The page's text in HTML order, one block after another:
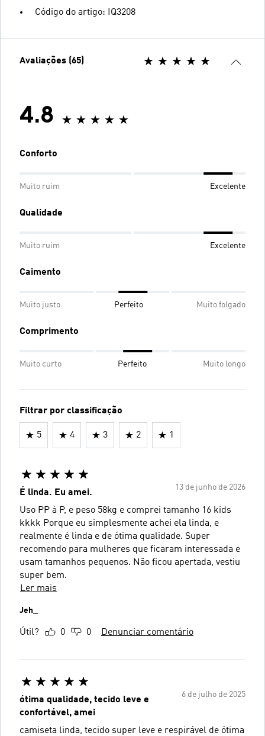
Código do artigo: IQ3208
Avaliações (65)
4.8
Conforto
Muito ruim Excelente
Qualidade
Muito ruim Excelente
Caimento
Muito justo Perfeito Muito folgado
Comprimento
Muito curto Perfeito Muito longo
Filtrar por classificação
5 4 3 2 1
13 de junho de 2026
É linda. Eu amei.
Uso PP à P, e peso 58kg e comprei tamanho 16 kids
kkkk Porque eu simplesmente achei ela linda, e
realmente é linda e de ótima qualidade. Super
recomendo para mulheres que ficaram interessada e
usam tamanhos pequenos. Não ficou apertada, vestiu
super bem.
Ler mais
Jeh_
Útil? 0 0 Denunciar comentário
6 de julho de 2025
ótima qualidade, tecido leve e
confortável, amei
camiseta linda, tecido super leve e respirável de ótima